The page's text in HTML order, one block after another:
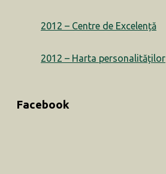
2012 – Centre de Excelență
2012 – Harta personalităților
Facebook